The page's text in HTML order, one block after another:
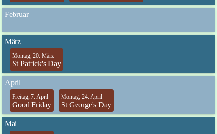
Februar
März
Montag, 20. März
St Patrick's Day
April
Freitag, 7. April
Good Friday
Montag, 24. April
St George's Day
Mai